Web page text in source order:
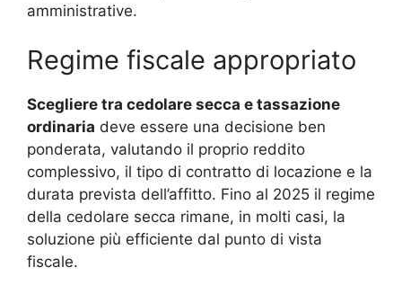
amministrative.
Regime fiscale appropriato
Scegliere tra cedolare secca e tassazione
ordinaria deve essere una decisione ben
ponderata, valutando il proprio reddito
complessivo, il tipo di contratto di locazione e la
durata prevista dell’affitto. Fino al 2025 il regime
della cedolare secca rimane, in molti casi, la
soluzione più efficiente dal punto di vista
fiscale.